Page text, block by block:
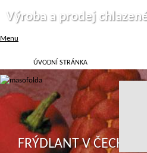
Menu
ÚVODNÍ STRÁNKA
Výroba a prodej
FRÝDLANT V ČECHÁCH